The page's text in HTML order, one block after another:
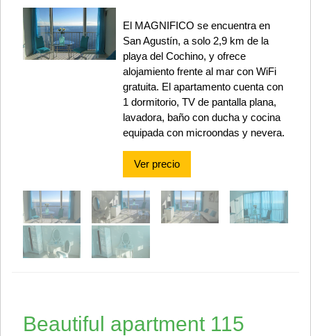
El MAGNIFICO se encuentra en
San Agustín, a solo 2,9 km de la
playa del Cochino, y ofrece
alojamiento frente al mar con WiFi
gratuita. El apartamento cuenta con
1 dormitorio, TV de pantalla plana,
lavadora, baño con ducha y cocina
equipada con microondas y nevera.
Ver precio
Beautiful apartment 115